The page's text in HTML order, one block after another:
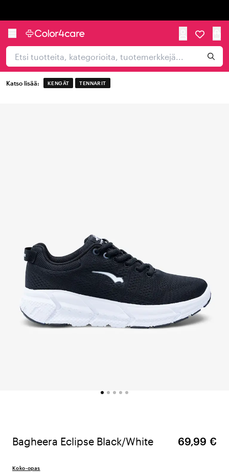
Katso lisää: KENGÄT TENNARIT
Bagheera Eclipse Black/White 69,99 €
Koko-opas